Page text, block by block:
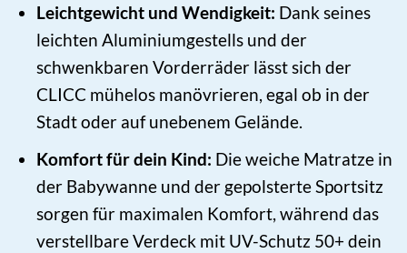
Leichtgewicht und Wendigkeit: Dank seines
leichten Aluminiumgestells und der
schwenkbaren Vorderräder lässt sich der
CLICC mühelos manövrieren, egal ob in der
Stadt oder auf unebenem Gelände.
Komfort für dein Kind: Die weiche Matratze in
der Babywanne und der gepolsterte Sportsitz
sorgen für maximalen Komfort, während das
verstellbare Verdeck mit UV-Schutz 50+ dein